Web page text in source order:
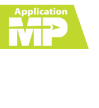
Menu
Skip
right
header
Skip
main
content
Skip
primary
sidebar
Skip
footer